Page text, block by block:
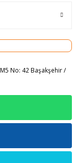
No: 42 Başakşehir /